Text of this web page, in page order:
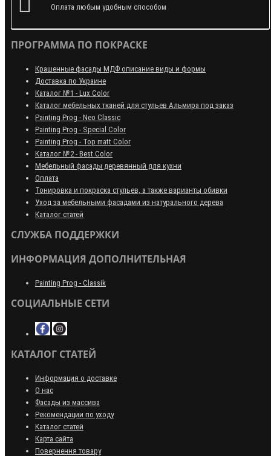
Оплата любым удобным способом
ПРОГРАММА ПО ПОКРАСКЕ
Крашенные фасады МДФ описание виды и формы
Доставка по Украине
Каталог №1 - Lux Color
Каталог мебельных тканей для стульев Альмира под заказ
Painting Prog - Neo Classiс
Painting Prog - Special Color
Painting Prog - Top matt Color
Каталог №2 - Best Color
Мебельный фасады деревянный для кухни
Оплата
Тонировка и покраска стульев, а также варианты обивки
Уход за мебельными фасадами из натурального дерева
Каталог статей
СЛУЖБА ПОДДЕРЖКИ
ИНФОРМАЦИЯ ДОПОЛНИТЕЛЬНАЯ
Painting Prog - Classik
СОЦИАЛЬНЫЕ СЕТИ
КАТАЛОГ СТАТЕЙ
Информация о доставке
О нас
Фасады из массива
Рекомендации по уходу
Каталог статей
Карта сайта
Повернення товару